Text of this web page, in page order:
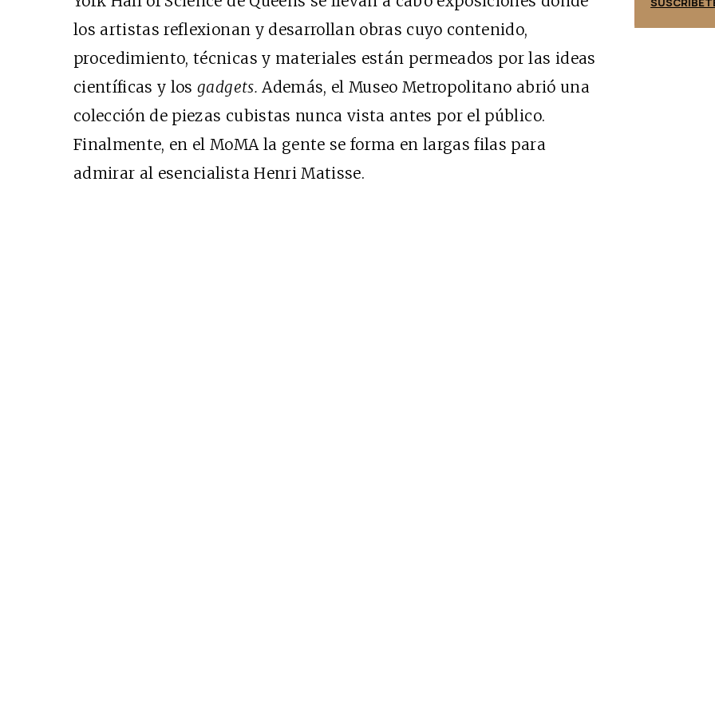
los artistas reflexionan y desarrollan obras cuyo contenido,
procedimiento, técnicas y materiales están permeados por las ideas
científicas y losgadgets.Además, el Museo Metropolitano abrió una
colección de piezas cubistas nunca vista antes por el público.
Finalmente, en el MoMA la gente se forma en largas filas para
admirar al esencialista Henri Matisse.